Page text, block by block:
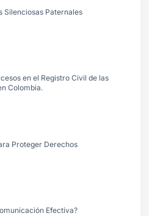
Silenciosas Paternales
en el Registro Civil de las
Colombia.
Proteger Derechos
Efectiva?